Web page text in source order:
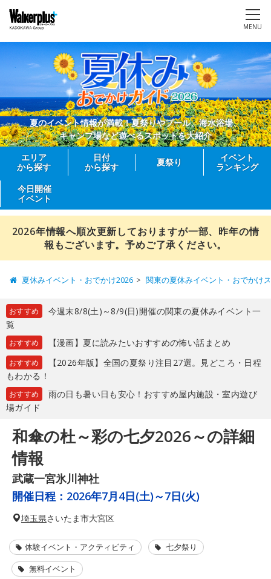
MENU
夏のイベント情報が満載！夏祭りやプール、海水浴場、
キャンプ場など遊べるスポットを大紹介
エリア
から探す
日付
から探す
夏祭り
イベント
ランキング
今日開催
イベント
2026年情報へ順次更新しておりますが一部、昨年の情
報もございます。予めご了承ください。
夏休みイベント・おでかけ2026 関東の夏休みイベント・おでかけ
おすすめ
今週末8/8(土)～8/9(日)開催の関東の夏休みイベント一
覧
おすすめ 【漫画】夏に読みたいおすすめの怖い話まとめ
おすすめ
【2026年版】全国の夏祭り注目27選。見どころ・日程
もわかる！
おすすめ
雨の日も暑い日も安心！おすすめ屋内施設・室内遊び
場ガイド
和傘の杜～彩の七夕2026～の詳細
情報
武蔵一宮氷川神社
開催日程： 2026年7月4日(土)～7日(火)
埼玉県さいたま市大宮区
体験イベント・アクティビティ
七夕祭り
無料イベント